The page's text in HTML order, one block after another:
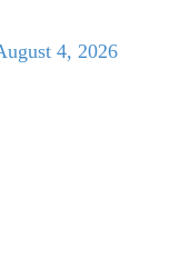
4, 2026